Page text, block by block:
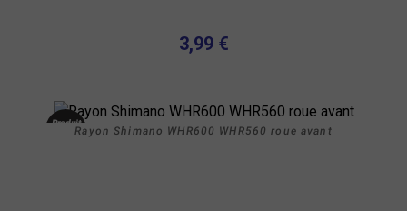
3,99 €
Produit
Rayon Shimano WHR600 WHR560 roue avant